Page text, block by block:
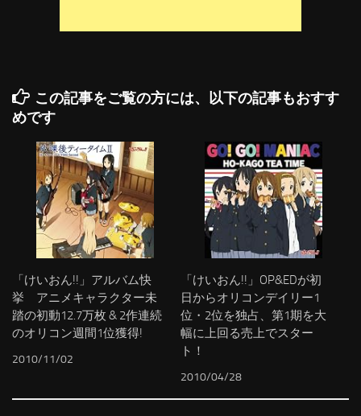
この記事をご覧の方には、以下の記事もおすす
めです
「けいおん!!」アルバム快
挙 アニメキャラクター未
踏の初動12.7万枚 & 2作連続
のオリコン週間1位獲得!
2010/11/02
「けいおん!!」OP&EDが初
日からオリコンデイリー1
位・2位を独占、第1期を大
幅に上回る売上でスター
ト！
2010/04/28